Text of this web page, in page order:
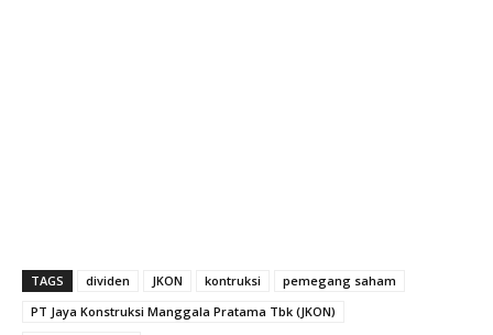
TAGS dividen JKON kontruksi
pemegang saham
PT Jaya Konstruksi Manggala Pratama Tbk (JKON)